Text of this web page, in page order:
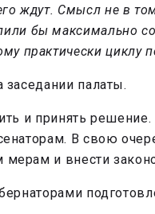
ждут. Смысл не в
бы максимально
практически циклу
палаты.
и принять
В свою
и внести